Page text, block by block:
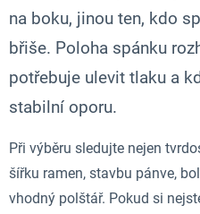
na boku, jinou ten, kdo
břiše. Poloha spánku
potřebuje ulevit tlaku a
stabilní oporu.
Při výběru sledujte nejen
šířku ramen, stavbu pánve,
vhodný polštář. Pokud si